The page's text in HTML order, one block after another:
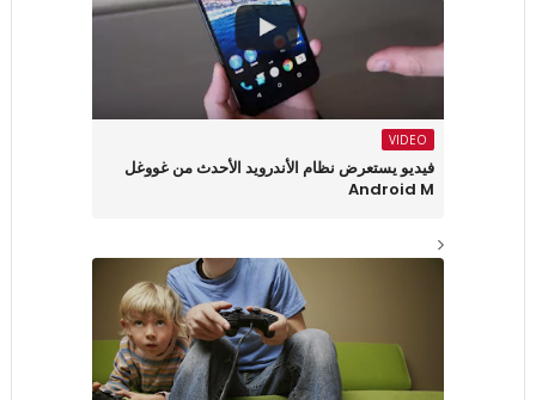
VIDEO
فيديو يستعرض نظام الأندرويد الأحدث من غووغل
Android M